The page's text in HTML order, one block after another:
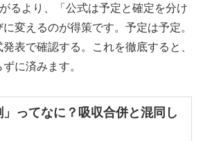
るより、「公式は予定と確定を分け
変えるのが得策です。予定は予定。
表で確認する。これを徹底すると、
に済みます。
ってなに？吸収合併と混同し